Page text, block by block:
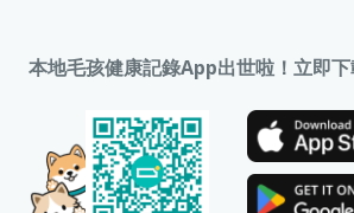
本地毛孩健康記錄App出世啦！立即下